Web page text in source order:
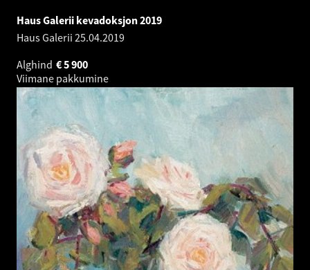
Haus Galerii kevadoksjon 2019
Haus Galerii 25.04.2019
Alghind
5 900
€
Viimane pakkumine